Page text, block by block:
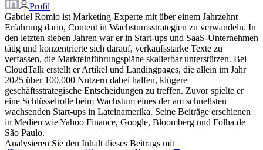
Profil
Gabriel Romio ist Marketing-Experte mit über einem Jahrzehnt
Erfahrung darin, Content in Wachstumsstrategien zu verwandeln. In
den letzten sieben Jahren war er in Start-ups und SaaS-Unternehmen
tätig und konzentrierte sich darauf, verkaufsstarke Texte zu
verfassen, die Markteinführungspläne skalierbar unterstützen. Bei
CloudTalk erstellt er Artikel und Landingpages, die allein im Jahr
2025 über 100.000 Nutzern dabei halfen, klügere
geschäftsstrategische Entscheidungen zu treffen. Zuvor spielte er
eine Schlüsselrolle beim Wachstum eines der am schnellsten
wachsenden Start-ups in Lateinamerika. Seine Beiträge erschienen
in Medien wie Yahoo Finance, Google, Bloomberg und Folha de
São Paulo.
Analysieren Sie den Inhalt dieses Beitrags mit